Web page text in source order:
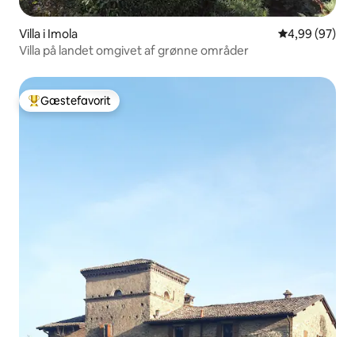
Villa i Imola 4,99 ud af 5 i
4,99 (97)
Villa på landet omgivet af grønne områder
Bedste gæstefavorit
Gæstefavorit